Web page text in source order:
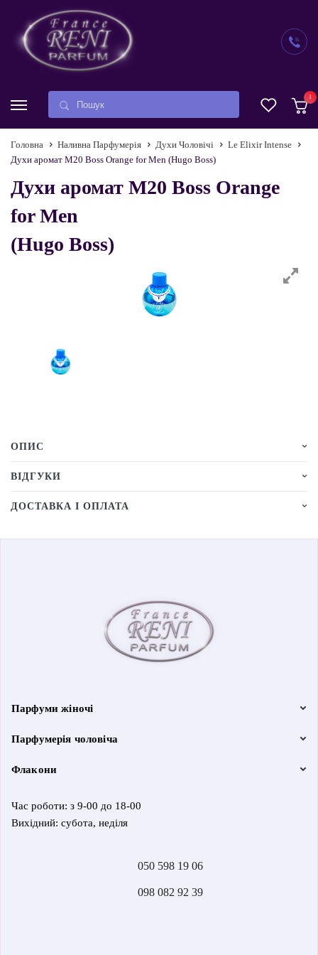
1
Головна Наливна Парфумерія Духи Чоловічі
Le Elixir Intense
Духи аромат M20 Boss Orange for Men (Hugo Boss)
Духи аромат M20 Boss Orange
for Men
(Hugo Boss)
ОПИС
ВІДГУКИ
ДОСТАВКА І ОПЛАТА
Парфуми жіночі
Парфумерія чоловіча
Флакони
Час роботи: з 9-00 до 18-00
Вихідний: субота, неділя
050 598 19 06
098 082 92 39